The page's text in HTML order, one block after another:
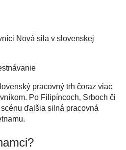
pracovný trh čoraz viac
Po Filipíncoch, Srboch či
ďalšia silná pracovná